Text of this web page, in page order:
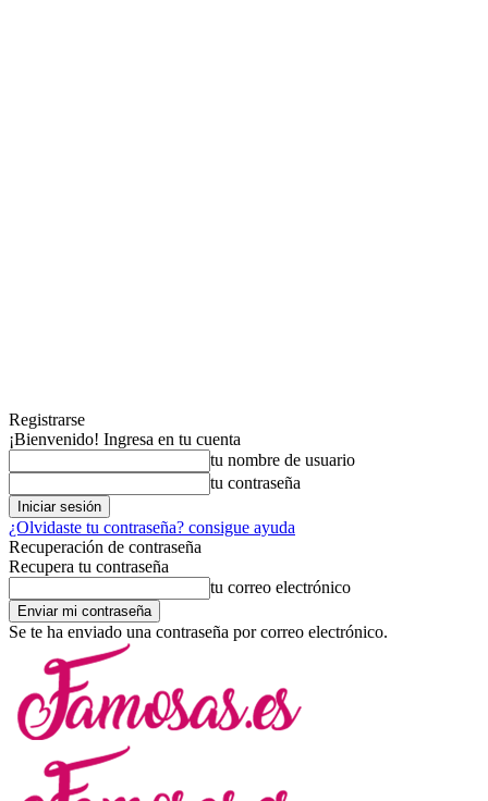
Registrarse
¡Bienvenido! Ingresa en tu cuenta
tu nombre de usuario
tu contraseña
¿Olvidaste tu contraseña? consigue ayuda
Recuperación de contraseña
Recupera tu contraseña
tu correo electrónico
Se te ha enviado una contraseña por correo electrónico.